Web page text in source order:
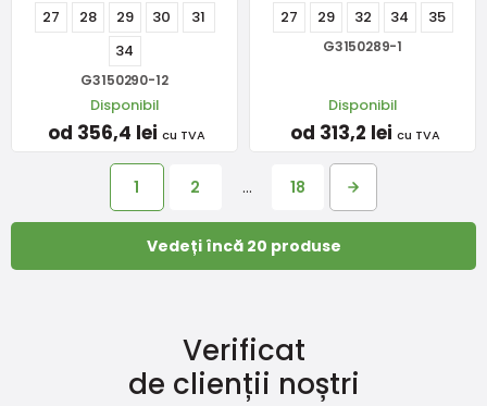
27 28 29 30
31
34
G3150290-12
Disponibil
od 356,4 lei cu TVA
27 29 32 34 35
G3150289-1
Disponibil
od 313,2 lei cu TVA
1 2 … 18
Vedeți încă 20 produse
Verificat
de clienții noștri